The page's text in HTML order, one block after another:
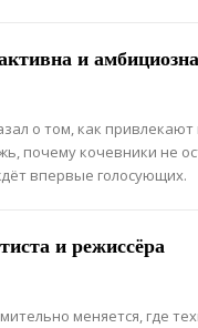
и амбициозна
о том, как привлекают
почему кочевники не
впервые голосующих.
и режиссёра
меняется, где